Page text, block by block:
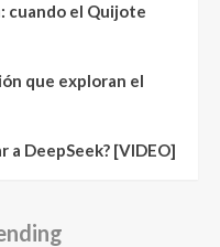
cuando el Quijote
que exploran el
DeepSeek? [VIDEO]